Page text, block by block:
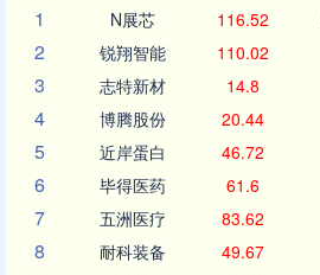
1
N展芯 116.52
2 锐翔智能 110.02
3 志特新材 14.8
4 博腾股份 20.44
5 近岸蛋白 46.72
6 毕得医药 61.6
7 五洲医疗 83.62
8 耐科装备 49.67